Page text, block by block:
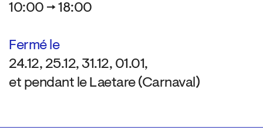
10:00 → 18:00
Fermé le
24.12, 25.12, 31.12, 01.01,
et pendant le Laetare (Carnaval)